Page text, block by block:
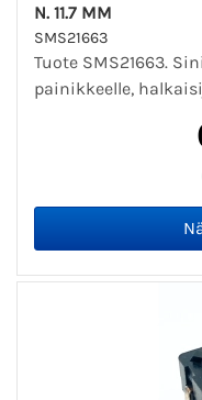
N. 11.7 MM
SMS21663
Tuote SMS21663.
painikkeelle,